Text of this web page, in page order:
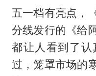
五一档有亮点，
分线发行的《给
都让人看到了
过，笼罩市场的